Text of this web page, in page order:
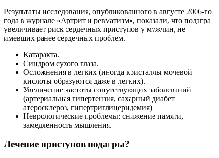
Результаты исследования, опубликованного в августе 2006-го
года в журнале «Артрит и ревматизм», показали, что подагра
увеличивает риск сердечных приступов у мужчин, не
имевших ранее сердечных проблем.
Катаракта.
Синдром сухого глаза.
Осложнения в легких (иногда кристаллы мочевой
кислоты образуются даже в легких).
Увеличение частоты сопутствующих заболеваний
(артериальная гипертензия, сахарный диабет,
атеросклероз, гипертриглицеридемия).
Неврологические проблемы: снижение памяти,
замедленность мышления.
Лечение приступов подагры?